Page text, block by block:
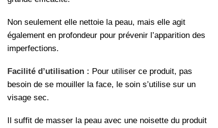
Non seulement elle nettoie la peau, mais elle agit
également en profondeur pour prévenir l’apparition des
imperfections.
Facilité d’utilisation : Pour utiliser ce produit, pas
besoin de se mouiller la face, le soin s’utilise sur un
visage sec.
Il suffit de masser la peau avec une noisette du produit